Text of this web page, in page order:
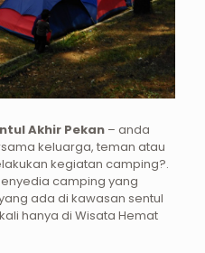
Akhir Pekan– anda
keluarga, teman atau
kegiatan camping?.
camping yang
ada di kawasan sentul
hanya di Wisata Hemat